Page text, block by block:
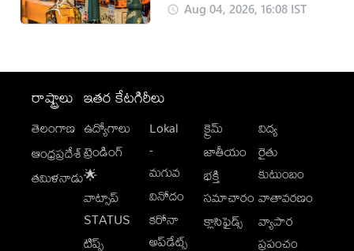
Aug 04, 2026, 16:08 IST
రాష్ట్రాలు
తెలంగాణ
ఆంధ్రప్రదేశ్
తమిళనాడు
ఇతర కేటగిరీలు
ఉద్యోగాలు
ట్రెండింగ్
🌟
వాట్సాప్
STATUS
టిప్స్
Lokal
-
మగువ
వినోదం
కరోనా
అప్‌డేట్స్
క్రైమ్
జాతీయం
భక్తి
సమాచారం
క్లాసిఫైడ్స్
విద్య
రైతు
కుటుంబం
వాతావరణం
వ్యాపార
ప్రపంచం